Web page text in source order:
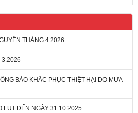
THÁNG 4.2026
3.2026
BÀO KHẮC PHỤC THIỆT HẠI DO MƯA
LỤT ĐẾN NGÀY 31.10.2025